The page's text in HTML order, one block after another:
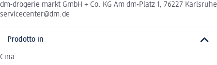
dm-drogerie markt GmbH + Co. KG Am dm-Platz 1, 76227 Karlsruhe
servicecenter@dm.de
Prodotto in
Cina